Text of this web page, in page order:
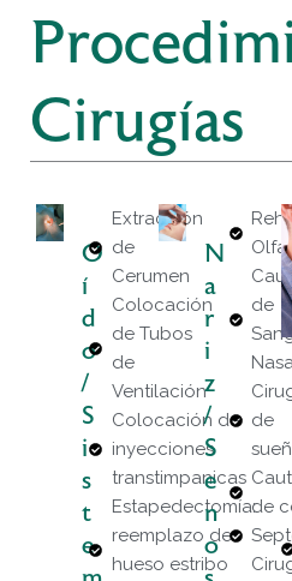
Cirugías
O
Í
D
O
/
S
I
S
T
E
Extracción
de
Cerumen
Colocación
de Tubos
de
Ventilación
Colocación de
inyecciones
transtimpanicas
Estapedectomía:
reemplazo de
hueso estribo
N
A
R
I
Z
/
S
E
N
O
de
de
de